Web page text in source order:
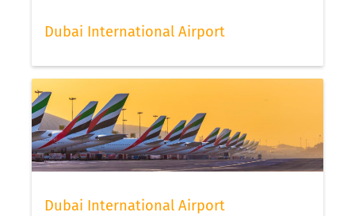
Dubai International Airport
Dubai International Airport